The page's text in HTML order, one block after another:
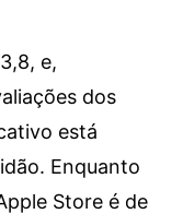
e,
dos
está
Enquanto
Store é de